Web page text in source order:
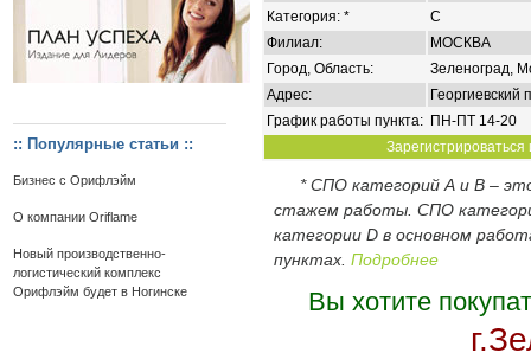
:: Популярные статьи ::
Бизнес с Орифлэйм
О компании Oriflame
Новый производственно-
логистический комплекс
Орифлэйм будет в Ногинске
Категория: *
C
Филиал:
МОСКВА
Город, Область:
Зеленоград,
Адрес:
Георгиевский
График работы пункта: ПН-ПТ 14-20
Зарегистрироваться
* СПО категорий А и В –
стажем работы. СПО
категории D в основном
пунктах. Подробнее
Вы хотите